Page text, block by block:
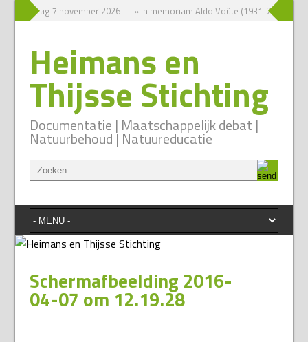
zaterdag 7 november 2026 » In memoriam Aldo Voûte (1931-2026)
Heimans en
Thijsse Stichting
Documentatie | Maatschappelijk debat |
Natuurbehoud | Natuureducatie
Schermafbeelding 2016-
04-07 om 12.19.28